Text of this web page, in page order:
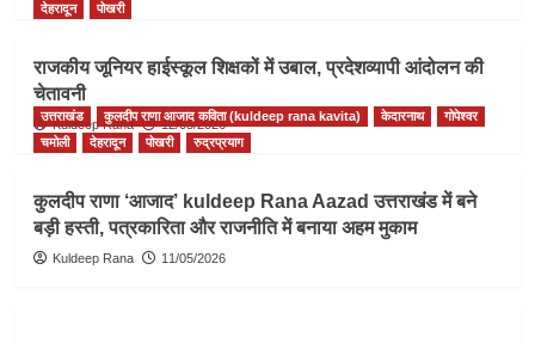
देहरादून
पोखरी
राजकीय जूनियर हाईस्कूल शिक्षकों में उबाल, प्रदेशव्यापी आंदोलन की
चेतावनी
Kuldeep Rana 12/05/2026
उत्तराखंड कुलदीप राणा आजाद कविता (kuldeep rana kavita) केदारनाथ
गोपेश्वर
चमोली
देहरादून पोखरी रुद्रप्रयाग
कुलदीप राणा ‘आजाद’ kuldeep Rana Aazad उत्तराखंड में बने
बड़ी हस्ती, पत्रकारिता और राजनीति में बनाया अहम मुकाम
Kuldeep Rana 11/05/2026